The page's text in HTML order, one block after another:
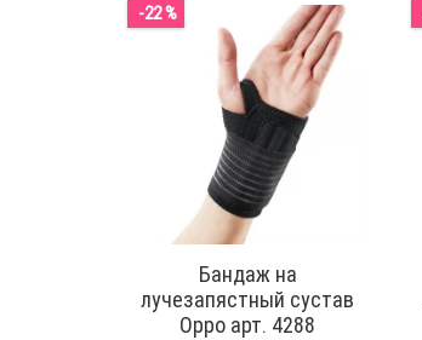
-22 %
Бандаж на
лучезапястный сустав
Oppo арт. 4288